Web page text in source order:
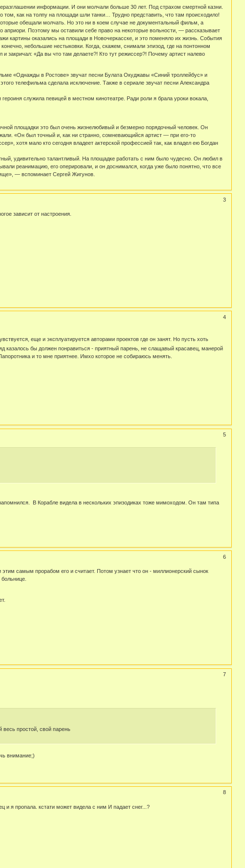
информации. И они молчали больше 30 лет. Под страхом смертной казни.
как на толпу на площади шли танки… Трудно представить, что там происходило!
обещали молчать. Но это ни в коем случае не документальный фильм, а
Поэтому мы оставили себе право на некоторые вольности, — рассказывает
картины оказались на площади в Новочеркасске, и это поменяло их жизнь. События
небольшие нестыковки. Когда, скажем, снимали эпизод, где на понтонном
закричал: «Да вы что там делаете?! Кто тут режиссер?! Почему артист налево
«Однажды в Ростове» звучат песни Булата Окуджавы «Синий троллейбус» и
телефильма сделала исключение. Также в сериале звучат песни Александра
служила певицей в местном кинотеатре. Ради роли я брала уроки вокала,
площадки это был очень жизнелюбивый и безмерно порядочный человек. Он
«Он был точный и, как ни странно, сомневающийся артист — при его-то
хотя мало кто сегодня владеет актерской профессией так, как владел ею Богдан
удивительно талантливый. На площадке работать с ним было чудесно. Он любил в
реанимацию, его оперировали, и он доснимался, когда уже было понятно, что все
— вспоминает Сергей Жигунов.
3
зависит от настроения.
4
еще и эксплуатируется авторами проектов где он занят. Но пусть хоть
бы должен понравиться - приятный парень, не слащавый красавец, манерой
и то мне приятнее. Имхо которое не собираюсь менять.
5
В Корабле видела в нескольких эпизодиках тоже мимоходом. Он там типа
6
самым прорабом его и считает. Потом узнает что он - миллионерский сынок
7
весь простой, свой парень
внимание;)
8
и я пропала. кстати может видела с ним И падает снег...?